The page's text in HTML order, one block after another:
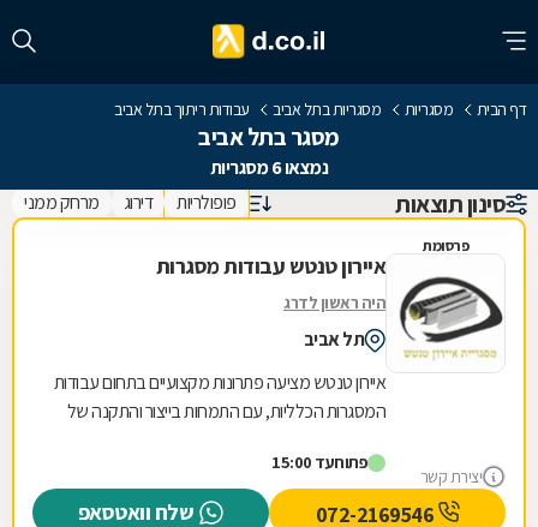
דף הבית מסגריות מסגריות בתל אביב עבודות ריתוך בתל אביב
מסגר בתל אביב
נמצאו 6 מסגריות
סינון תוצאות פופולריות דירוג מרחק ממני
פרסומת
יצירת קשר
איירון טנטש עבודות מסגרות
היה ראשון לדרג
תל אביב
איירון טנטש מציעה פתרונות מקצועיים בתחום עבודות
המסגרות הכלליות, עם התמחות בייצור והתקנה של
מתמחה...
פתוחעד 15:00
שלח וואטסאפ